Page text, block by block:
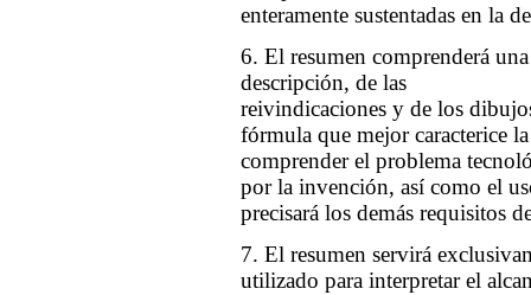
enteramente sustentadas en la
6. El resumen comprenderá
descripción, de las
reivindicaciones y de los
fórmula que mejor caracterice
comprender el problema
por la invención, así como el
precisará los demás requisitos
7. El resumen servirá
utilizado para interpretar el